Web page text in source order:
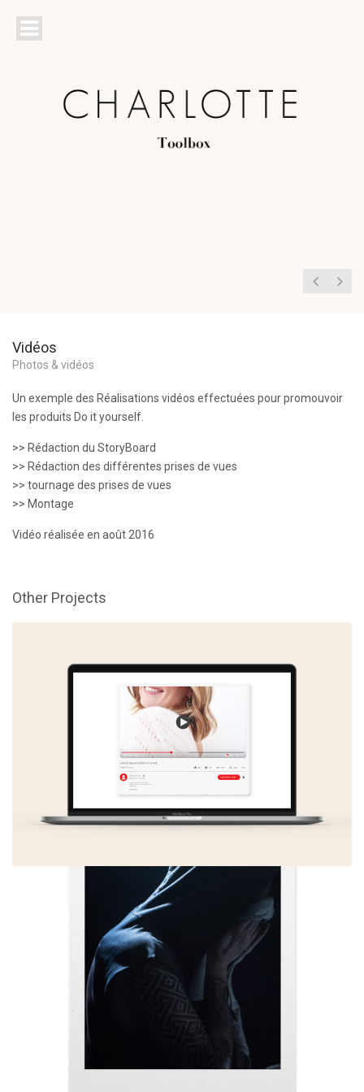
Vidéos
Photos & vidéos
Un exemple des Réalisations vidéos effectuées pour promouvoir
les produits Do it yourself.
>> Rédaction du StoryBoard
>> Rédaction des différentes prises de vues
>> tournage des prises de vues
>> Montage
Vidéo réalisée en août 2016
Other Projects